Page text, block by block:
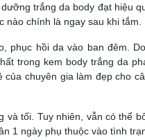
trắng da body đạt hiệu
nào chính là ngay sau khi tắm.
hồi da vào ban đêm.
trong kem body trắng da
chuyên gia làm đẹp cho
và tối. Tuy nhiên, vẫn có thể
1 ngày phụ thuộc vào tình